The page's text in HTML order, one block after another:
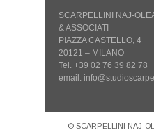
SCARPELLINI NAJ-
& ASSOCIATI
PIAZZA CASTELLO, 4
20121 – MILANO
Tel. +39 02 76 39 82 78
email:
© SCARPELLINI NAJ-